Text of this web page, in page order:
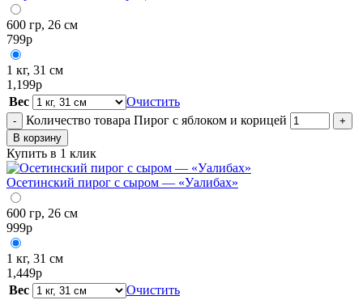
600 гр, 26 см
799р
1 кг, 31 см
1,199р
Вес
Очистить
- Количество товара Пирог с яблоком и корицей
+
В корзину
Купить в 1 клик
Осетинский пирог с сыром — «Уалибах»
600 гр, 26 см
999р
1 кг, 31 см
1,449р
Вес
Очистить